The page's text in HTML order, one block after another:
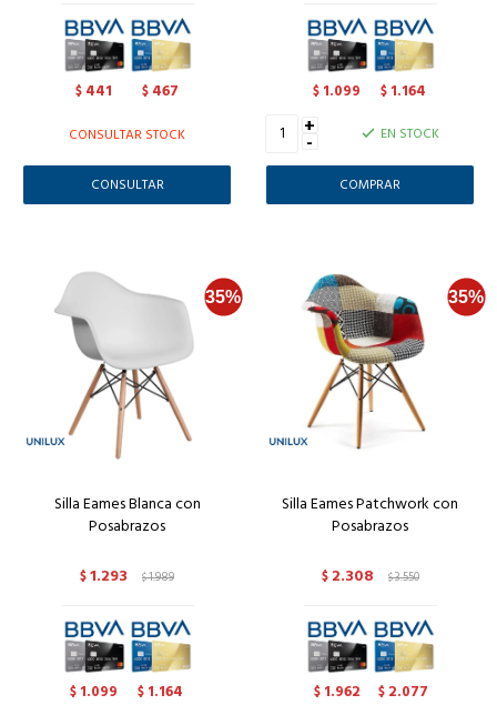
$ 441 $ 467
CONSULTAR STOCK
CONSULTAR
$ 1.099 $ 1.164
+
- EN STOCK
Silla Eames Blanca con
Posabrazos
$1.293 $1.989
$ 1.099 $ 1.164
Silla Eames Patchwork con
Posabrazos
$ 2.308 $3.550
$ 1.962 $ 2.077